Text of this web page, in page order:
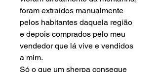
foram extraídos manualmente
pelos habitantes daquela região
e depois comprados pelo meu
vendedor que lá vive e vendidos
a mim.
Só o que um sherpa consegue